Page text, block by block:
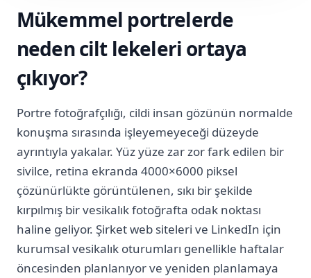
Mükemmel portrelerde
neden cilt lekeleri ortaya
çıkıyor?
Portre fotoğrafçılığı, cildi insan gözünün normalde
konuşma sırasında işleyemeyeceği düzeyde
ayrıntıyla yakalar. Yüz yüze zar zor fark edilen bir
sivilce, retina ekranda 4000×6000 piksel
çözünürlükte görüntülenen, sıkı bir şekilde
kırpılmış bir vesikalık fotoğrafta odak noktası
haline geliyor. Şirket web siteleri ve LinkedIn için
kurumsal vesikalık oturumları genellikle haftalar
öncesinden planlanıyor ve yeniden planlamaya